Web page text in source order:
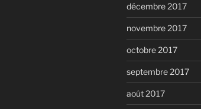
décembre 2017
novembre 2017
octobre 2017
septembre 2017
août 2017